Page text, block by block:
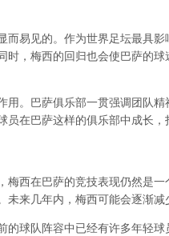
易见的。作为世界足坛最具
，梅西的回归也会使巴萨的
。巴萨俱乐部一贯强调团队
在巴萨这样的俱乐部中成长，
西在巴萨的竞技表现仍然是
来几年内，梅西可能会逐渐减
球队阵容中已经有许多年轻